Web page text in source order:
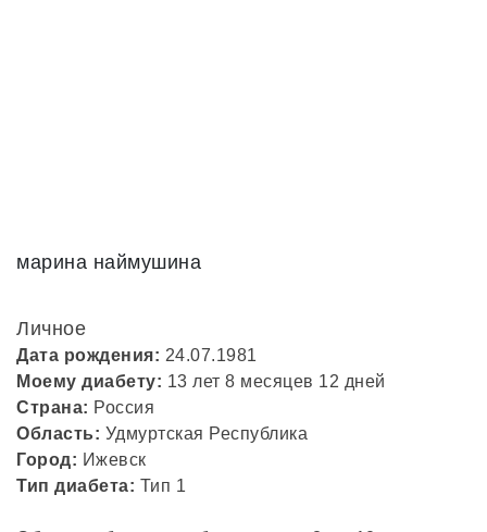
марина наймушина
Личное
Дата рождения: 24.07.1981
Моему диабету: 13 лет 8 месяцев 12 дней
Страна: Россия
Область: Удмуртская Республика
Город: Ижевск
Тип диабета: Тип 1